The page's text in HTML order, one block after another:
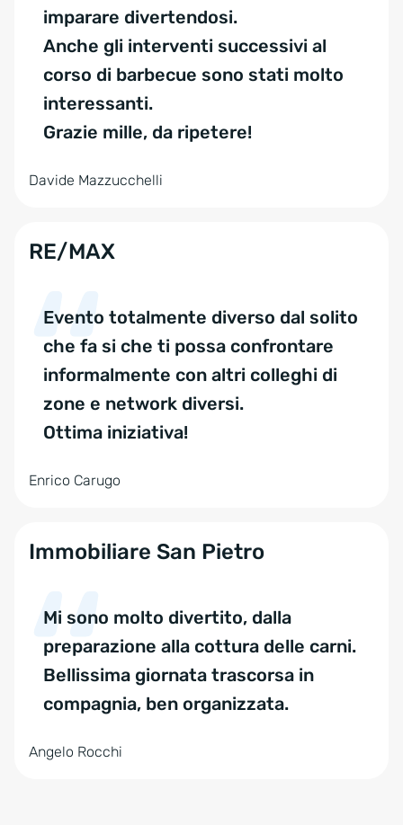
imparare divertendosi.
Anche gli interventi successivi al
corso di barbecue sono stati molto
interessanti.
Grazie mille, da ripetere!
Davide Mazzucchelli
RE/MAX
Evento totalmente diverso dal solito
che fa si che ti possa confrontare
informalmente con altri colleghi di
zone e network diversi.
Ottima iniziativa!
Enrico Carugo
Immobiliare San Pietro
Mi sono molto divertito, dalla
preparazione alla cottura delle carni.
Bellissima giornata trascorsa in
compagnia, ben organizzata.
Angelo Rocchi